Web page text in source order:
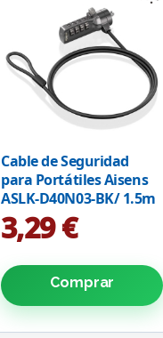
Cable de Seguridad
para Portátiles Aisens
ASLK-D40N03-BK/ 1.5m
3,29 €
Comprar